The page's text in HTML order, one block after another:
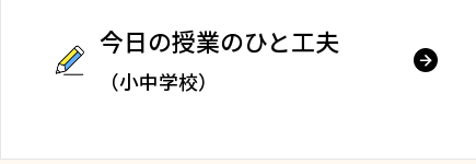
今日の授業のひと工夫
（小中学校）